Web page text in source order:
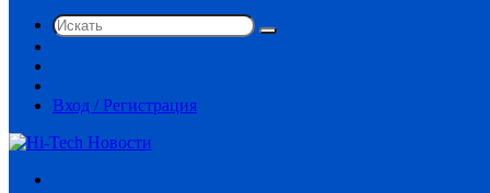
Искать
статья
Вход / Регистрация